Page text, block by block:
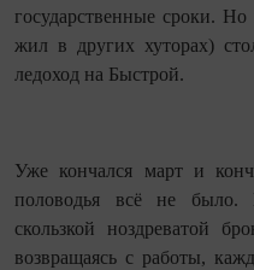
государственные сроки.
жил в других хуторах)
ледоход на Быстрой.
Уже кончался март и
половодья всё не было.
скользкой ноздреватой
возвращаясь с работы,